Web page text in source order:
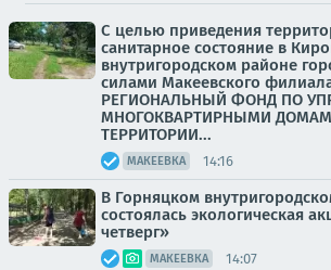
С целью приведения
санитарное состояние в
внутригородском районе
силами Макеевского
РЕГИОНАЛЬНЫЙ ФОНД ПО
МНОГОКВАРТИРНЫМИ
ТЕРРИТОРИИ...
МАКЕЕВКА 14:16
В Горняцком
состоялась экологическая
четверг»
МАКЕЕВКА 14:07